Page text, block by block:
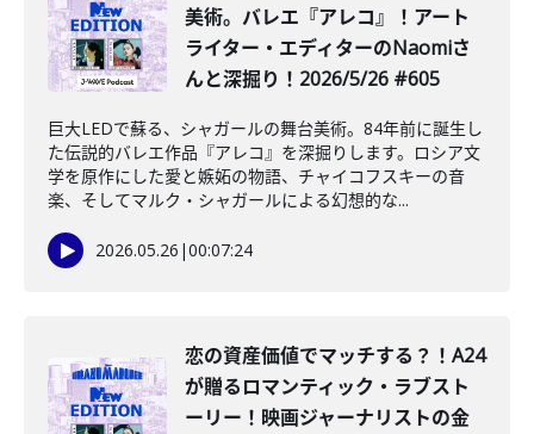
美術。バレエ『アレコ』！アート
ライター・エディターのNaomiさ
んと深掘り！2026/5/26 #605
巨大LEDで蘇る、シャガールの舞台美術。84年前に誕生し
た伝説的バレエ作品『アレコ』を深掘りします。ロシア文
学を原作にした愛と嫉妬の物語、チャイコフスキーの音
楽、そしてマルク・シャガールによる幻想的な...
2026.05.26 |00:07:24
️恋の資産価値でマッチする？！A24
が贈るロマンティック・ラブスト
ーリー！映画ジャーナリストの金